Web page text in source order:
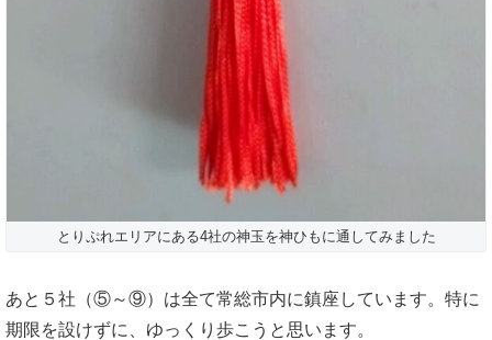
とりぷれエリアにある4社の神玉を神ひもに通してみました
あと５社（⑤～⑨）は全て常総市内に鎮座しています。特に
期限を設けずに、ゆっくり歩こうと思います。